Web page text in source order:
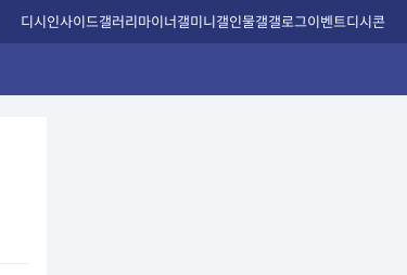
디시인사이드갤러리마이너갤미니갤인물갤갤로그이벤트디시콘